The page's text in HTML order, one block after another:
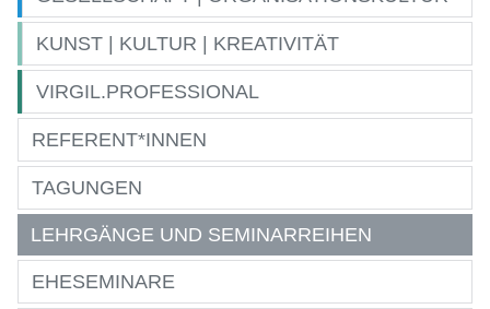
KUNST | KULTUR | KREATIVITÄT
VIRGIL.PROFESSIONAL
REFERENT*INNEN
TAGUNGEN
LEHRGÄNGE UND SEMINARREIHEN
EHESEMINARE